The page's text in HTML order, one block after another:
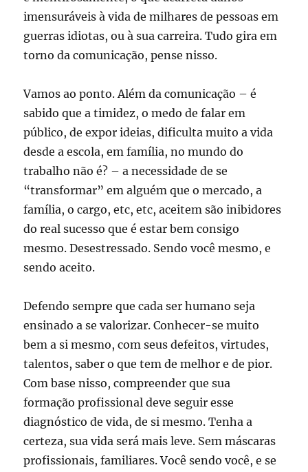
imensuráveis à vida de milhares de pessoas em
guerras idiotas, ou à sua carreira. Tudo gira em
torno da comunicação, pense nisso.
Vamos ao ponto. Além da comunicação – é
sabido que a timidez, o medo de falar em
público, de expor ideias, dificulta muito a vida
desde a escola, em família, no mundo do
trabalho não é? – a necessidade de se
“transformar” em alguém que o mercado, a
família, o cargo, etc, etc, aceitem são inibidores
do real sucesso que é estar bem consigo
mesmo. Desestressado. Sendo você mesmo, e
sendo aceito.
Defendo sempre que cada ser humano seja
ensinado a se valorizar. Conhecer-se muito
bem a si mesmo, com seus defeitos, virtudes,
talentos, saber o que tem de melhor e de pior.
Com base nisso, compreender que sua
formação profissional deve seguir esse
diagnóstico de vida, de si mesmo. Tenha a
certeza, sua vida será mais leve. Sem máscaras
profissionais, familiares. Você sendo você, e se